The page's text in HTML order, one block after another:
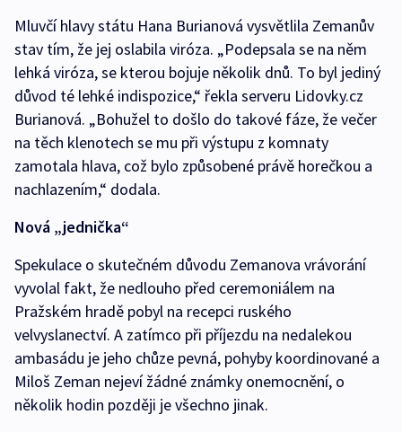
Mluvčí hlavy státu Hana Burianová vysvětlila Zemanův
stav tím, že jej oslabila viróza. „Podepsala se na něm
lehká viróza, se kterou bojuje několik dnů. To byl jediný
důvod té lehké indispozice,“ řekla serveru Lidovky.cz
Burianová. „Bohužel to došlo do takové fáze, že večer
na těch klenotech se mu při výstupu z komnaty
zamotala hlava, což bylo způsobené právě horečkou a
nachlazením,“ dodala.
Nová „jednička“
Spekulace o skutečném důvodu Zemanova vrávorání
vyvolal fakt, že nedlouho před ceremoniálem na
Pražském hradě pobyl na recepci ruského
velvyslanectví. A zatímco při příjezdu na nedalekou
ambasádu je jeho chůze pevná, pohyby koordinované a
Miloš Zeman nejeví žádné známky onemocnění, o
několik hodin později je všechno jinak.